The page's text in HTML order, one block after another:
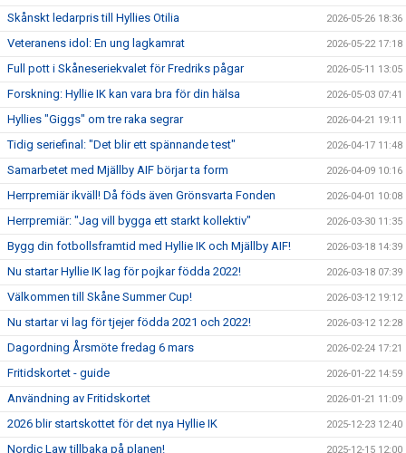
Skånskt ledarpris till Hyllies Otilia 2026-05-26 18:36
Veteranens idol: En ung lagkamrat 2026-05-22 17:18
Full pott i Skåneseriekvalet för Fredriks pågar 2026-05-11 13:05
Forskning: Hyllie IK kan vara bra för din hälsa 2026-05-03 07:41
Hyllies "Giggs" om tre raka segrar 2026-04-21 19:11
Tidig seriefinal: "Det blir ett spännande test" 2026-04-17 11:48
Samarbetet med Mjällby AIF börjar ta form 2026-04-09 10:16
Herrpremiär ikväll! Då föds även Grönsvarta Fonden 2026-04-01 10:08
Herrpremiär: "Jag vill bygga ett starkt kollektiv" 2026-03-30 11:35
Bygg din fotbollsframtid med Hyllie IK och Mjällby AIF! 2026-03-18 14:39
Nu startar Hyllie IK lag för pojkar födda 2022! 2026-03-18 07:39
Välkommen till Skåne Summer Cup! 2026-03-12 19:12
Nu startar vi lag för tjejer födda 2021 och 2022! 2026-03-12 12:28
Dagordning Årsmöte fredag 6 mars 2026-02-24 17:21
Fritidskortet - guide 2026-01-22 14:59
Användning av Fritidskortet 2026-01-21 11:09
2026 blir startskottet för det nya Hyllie IK 2025-12-23 12:40
Nordic Law tillbaka på planen! 2025-12-15 12:00